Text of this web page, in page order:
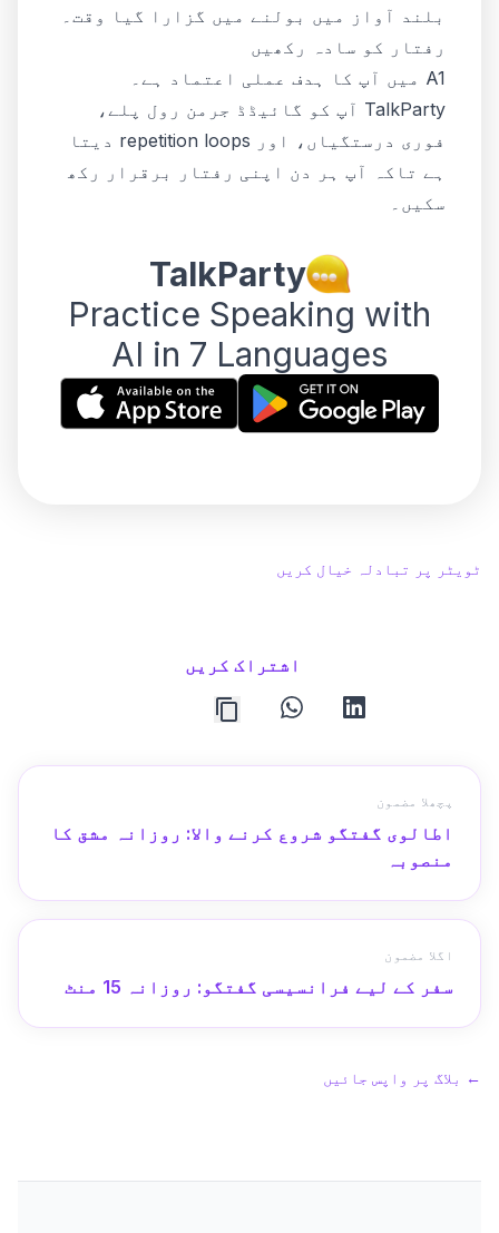
بلند آواز میں بولنے میں گزارا گیا وقت۔
رفتار کو سادہ رکھیں
A1 میں آپ کا ہدف عملی اعتماد ہے۔
TalkParty آپ کو گائیڈڈ جرمن رول پلے،
فوری درستگیاں، اور repetition loops دیتا
ہے تاکہ آپ ہر دن اپنی رفتار برقرار رکھ
سکیں۔
TalkParty
Practice Speaking with
AI in 7 Languages
ٹویٹر پر تبادلہ خیال کریں
اشتراک کریں
linkedin
whatsapp
پچھلا مضمون
اطالوی گفتگو شروع کرنے والا: روزانہ مشق کا
منصوبہ
اگلا مضمون
سفر کے لیے فرانسیسی گفتگو: روزانہ 15 منٹ
← بلاگ پر واپس جائیں